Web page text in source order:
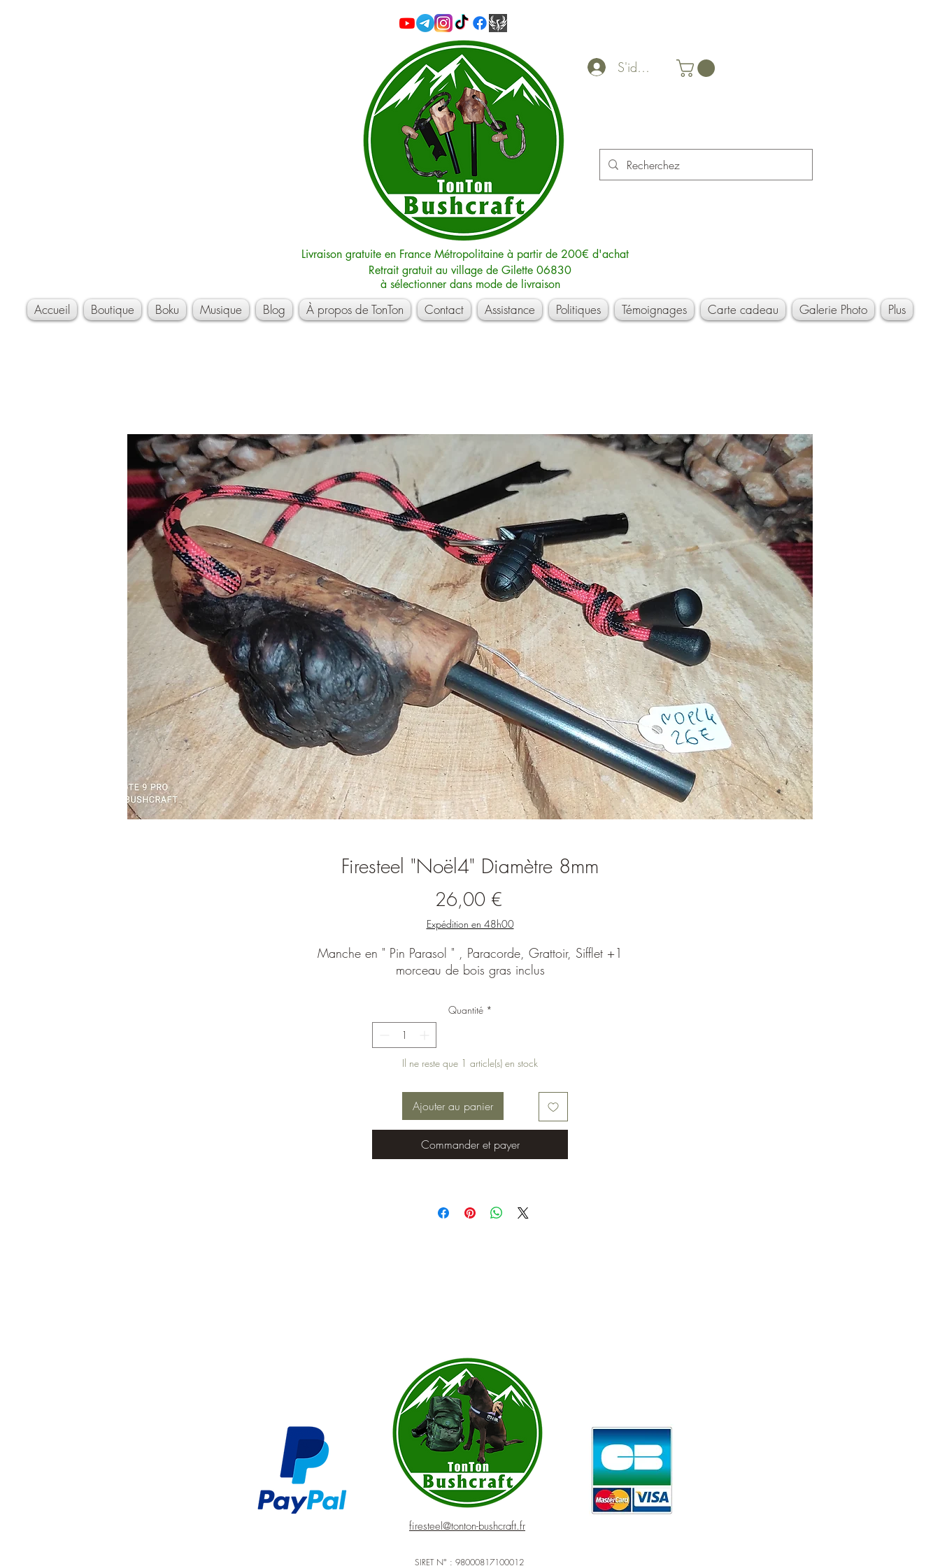
S'identifier
Livraison gratuite en France Métropolitaine à partir de 200€ d'achat
Retrait gratuit au village de Gilette 06830
à sélectionner dans mode de livraison
Accueil Boutique Boku Musique Blog À propos de TonTon Contact Assistance Politiques Témoignages Carte cadeau Galerie Photo Plus
Firesteel "Noël4" Diamètre 8mm
26,00 €Prix
Expédition en 48h00
Manche en " Pin Parasol " , Paracorde, Grattoir, Sifflet +1
morceau de bois gras inclus
Quantité *
Il ne reste que 1 article(s) en stock
Ajouter au panier
Commander et payer
firesteel@tonton-bushcraft.fr
SIRET N° : 98000817100012